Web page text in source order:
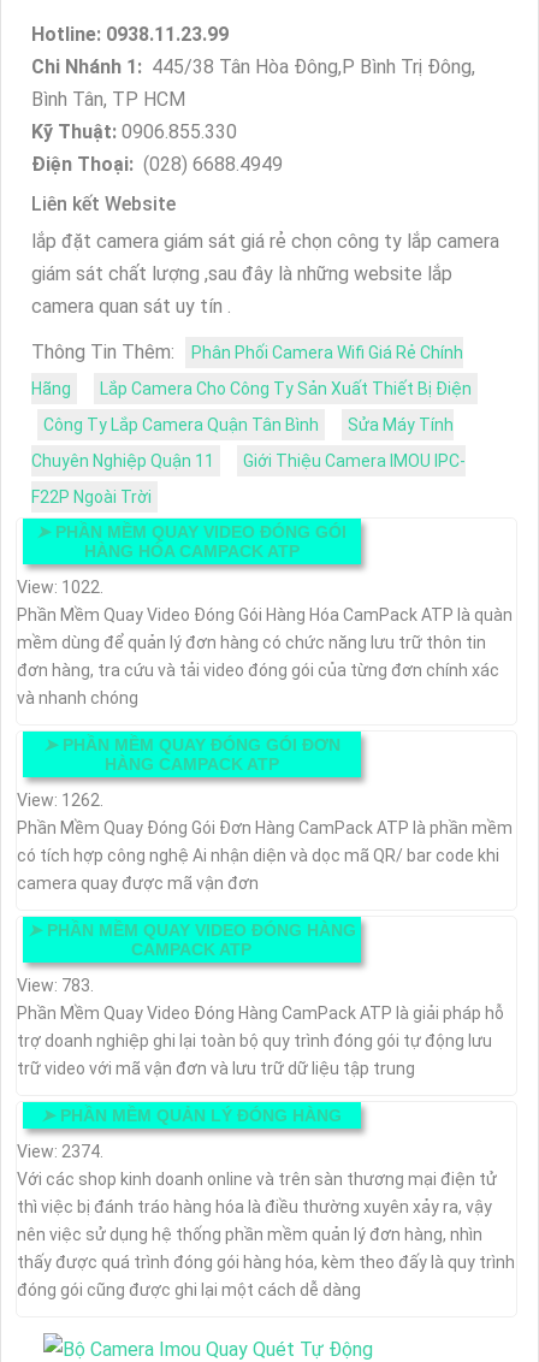
Hotline: 0938.11.23.99
Chi Nhánh 1: 445/38 Tân Hòa Đông,P Bình Trị Đông,
Bình Tân, TP HCM
Kỹ Thuật: 0906.855.330
Điện Thoại: (028) 6688.4949
Liên kết Website
lắp đặt camera giám sát giá rẻ chọn công ty lắp camera
giám sát chất lượng ,sau đây là những website lắp
camera quan sát uy tín .
Thông Tin Thêm:
Phân Phối Camera Wifi Giá Rẻ Chính
Hãng
Lắp Camera Cho Công Ty Sản Xuất Thiết Bị Điện
Công Ty Lắp Camera Quận Tân Bình
Sửa Máy Tính
Chuyên Nghiệp Quận 11
Giới Thiệu Camera IMOU IPC-
F22P Ngoài Trời
➤ PHẦN MỀM QUAY VIDEO ĐÓNG GÓI
HÀNG HÓA CAMPACK ATP
View: 1022.
Phần Mềm Quay Video Đóng Gói Hàng Hóa CamPack ATP là quàn
mềm dùng để quản lý đơn hàng có chức năng lưu trữ thôn tin
đơn hàng, tra cứu và tải video đóng gói của từng đơn chính xác
và nhanh chóng
➤ PHẦN MỀM QUAY ĐÓNG GÓI ĐƠN
HÀNG CAMPACK ATP
View: 1262.
Phần Mềm Quay Đóng Gói Đơn Hàng CamPack ATP là phần mềm
có tích hợp công nghệ Ai nhận diện và dọc mã QR/ bar code khi
camera quay được mã vận đơn
➤ PHẦN MỀM QUAY VIDEO ĐÓNG HÀNG
CAMPACK ATP
View: 783.
Phần Mềm Quay Video Đóng Hàng CamPack ATP là giải pháp hỗ
trợ doanh nghiệp ghi lại toàn bộ quy trình đóng gói tự động lưu
trữ video với mã vận đơn và lưu trữ dữ liệu tập trung
➤ PHẦN MỀM QUẢN LÝ ĐÓNG HÀNG
View: 2374.
Với các shop kinh doanh online và trên sàn thương mại điện tử
thì việc bị đánh tráo hàng hóa là điều thường xuyên xảy ra, vậy
nên việc sử dụng hệ thống phần mềm quản lý đơn hàng, nhìn
thấy được quá trình đóng gói hàng hóa, kèm theo đấy là quy trình
đóng gói cũng được ghi lại một cách dễ dàng